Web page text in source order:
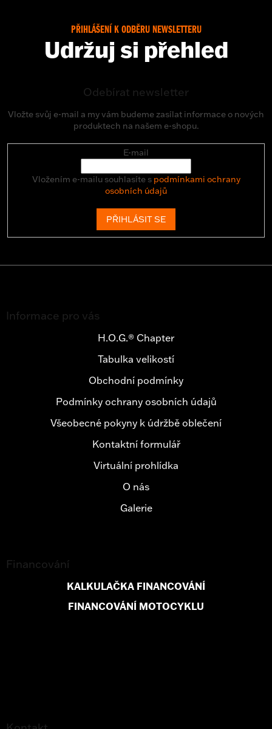
PŘIHLÁŠENÍ K ODBĚRU NEWSLETTERU
Udržuj si přehled
Odebírat newsletter
Vložte svůj e-mail a my vám budeme zasílat informace o nových
produktech na našem e-shopu.
E-mail
Vložením e-mailu souhlasíte s podmínkami ochrany
osobních údajů
PŘIHLÁSIT SE
Informace pro vás
H.O.G.® Chapter
Tabulka velikostí
Obchodní podmínky
Podmínky ochrany osobních údajů
Všeobecné pokyny k údržbě oblečení
Kontaktní formulář
Virtuální prohlídka
O nás
Galerie
Financování
KALKULAČKA FINANCOVÁNÍ
FINANCOVÁNÍ MOTOCYKLU